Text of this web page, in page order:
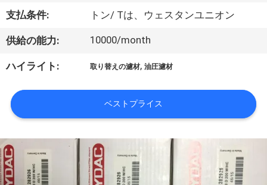
場
旅
行
品
管
理
支払条件: トン/ Tは、ウェスタンユニオン
供給の能力: 10000/month
ハイライト: 取り替えの濾材,油圧濾材
ベストプライス